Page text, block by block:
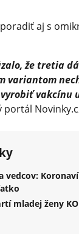
aj s
že tretia
variantom
vedcov:
mladej ženy